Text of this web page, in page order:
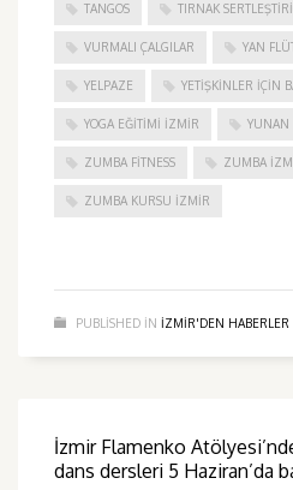
TANGOS TIRNAK
VURMALI ÇALGILAR YAN
YELPAZE YETIŞKINLER IÇIN
YOGA EĞITIMI İZMIR YUNAN
ZUMBA FITNESS ZUMBA
ZUMBA KURSU İZMIR
PUBLISHED IN IZMIR'DEN HABERLER
İzmir Flamenko
dans dersleri 5 Haziran’da